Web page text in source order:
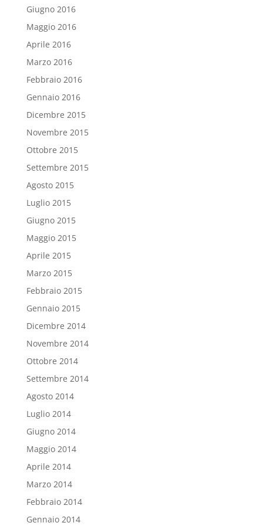
Giugno 2016
Maggio 2016
Aprile 2016
Marzo 2016
Febbraio 2016
Gennaio 2016
Dicembre 2015
Novembre 2015
Ottobre 2015
Settembre 2015
Agosto 2015
Luglio 2015
Giugno 2015
Maggio 2015
Aprile 2015
Marzo 2015
Febbraio 2015
Gennaio 2015
Dicembre 2014
Novembre 2014
Ottobre 2014
Settembre 2014
Agosto 2014
Luglio 2014
Giugno 2014
Maggio 2014
Aprile 2014
Marzo 2014
Febbraio 2014
Gennaio 2014